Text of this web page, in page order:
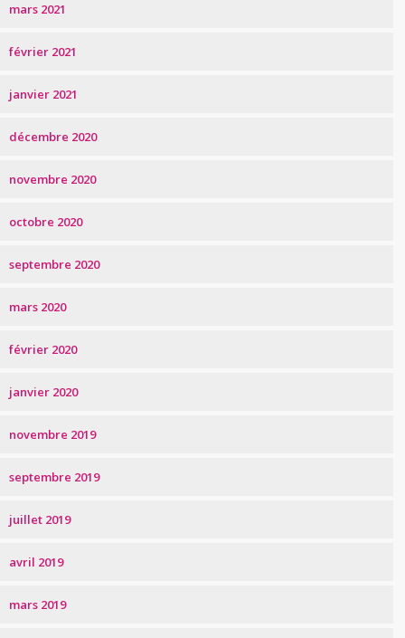
mars 2021
février 2021
janvier 2021
décembre 2020
novembre 2020
octobre 2020
septembre 2020
mars 2020
février 2020
janvier 2020
novembre 2019
septembre 2019
juillet 2019
avril 2019
mars 2019